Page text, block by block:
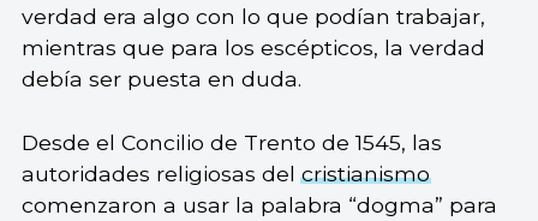
verdad era algo con lo que podían trabajar,
mientras que para los escépticos, la verdad
debía ser puesta en duda.
Desde el Concilio de Trento de 1545, las
autoridades religiosas delcristianismo
comenzaron a usar la palabra “dogma” para